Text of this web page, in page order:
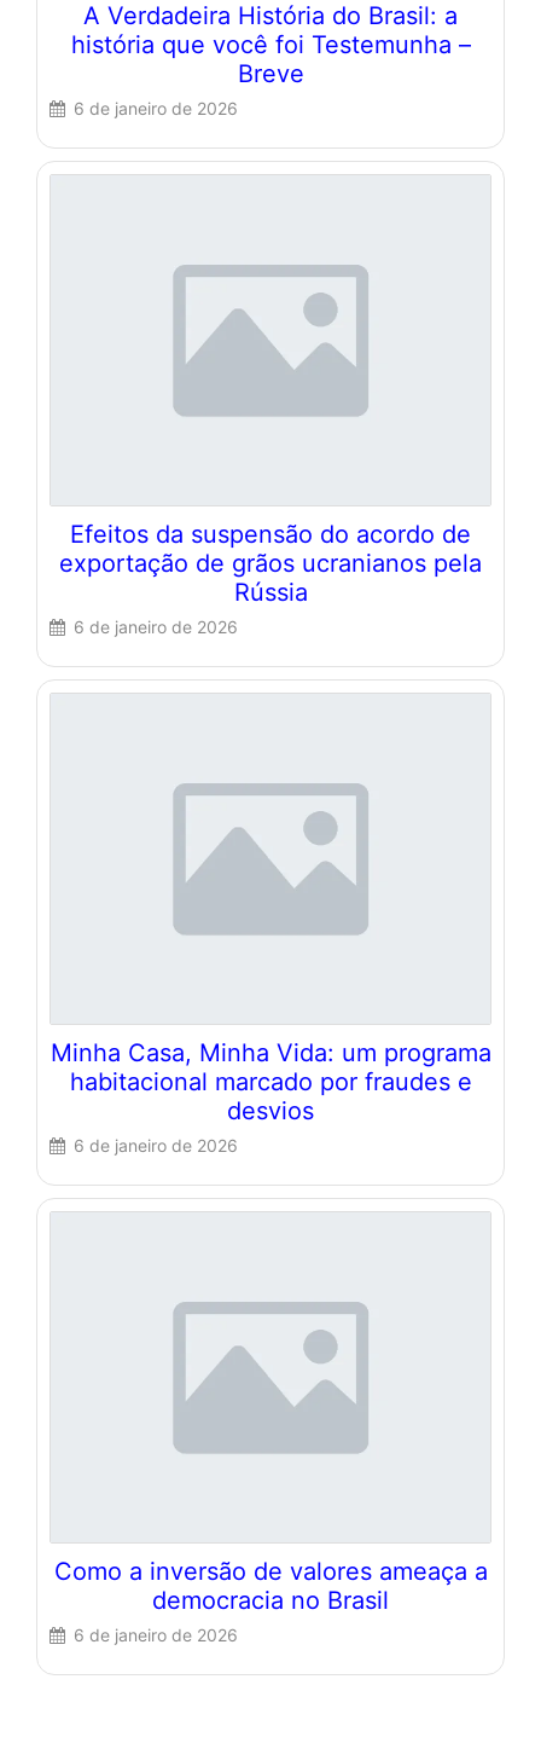
A Verdadeira História do Brasil: a
história que você foi Testemunha –
Breve
6 de janeiro de 2026
Efeitos da suspensão do acordo de
exportação de grãos ucranianos pela
Rússia
6 de janeiro de 2026
Minha Casa, Minha Vida: um programa
habitacional marcado por fraudes e
desvios
6 de janeiro de 2026
Como a inversão de valores ameaça a
democracia no Brasil
6 de janeiro de 2026